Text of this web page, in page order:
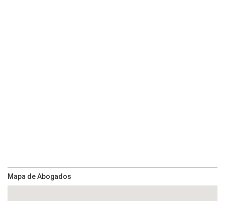
Mapa de Abogados